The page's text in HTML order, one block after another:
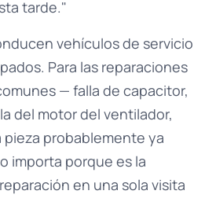
tarde."
vehículos de servicio
Para las reparaciones
— falla de capacitor,
del motor del ventilador,
probablemente ya
importa porque es la
en una sola visita